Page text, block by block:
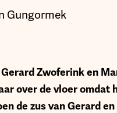
Gungormek
Zwoferink en
over de vloer omdat
de zus van Gerard